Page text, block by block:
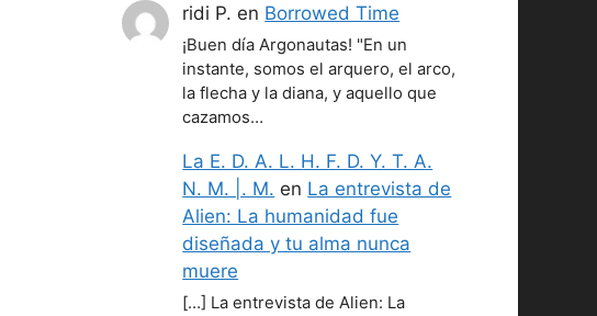
ridi P. en Borrowed Time
¡Buen día Argonautas! "En un
instante, somos el arquero, el arco,
la flecha y la diana, y aquello que
cazamos…
La E. D. A. L. H. F. D. Y. T. A.
N. M. |. M. en La entrevista de
Alien: La humanidad fue
diseñada y tu alma nunca
muere
[…] La entrevista de Alien: La